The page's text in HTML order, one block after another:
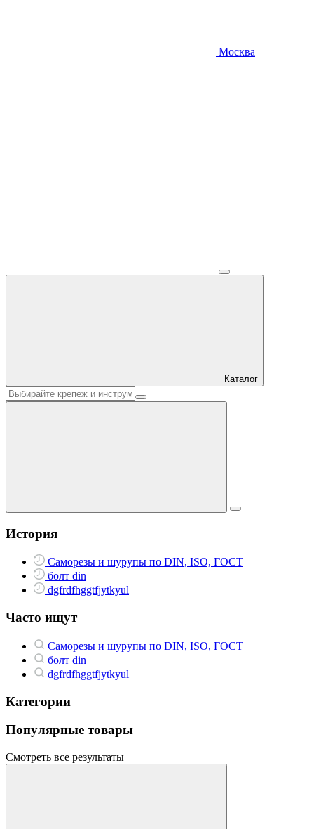
Москва
Каталог
История
Саморезы и шурупы по DIN, ISO, ГОСТ
болт din
dgfrdfhggtfjytkyul
Часто ищут
Саморезы и шурупы по DIN, ISO, ГОСТ
болт din
dgfrdfhggtfjytkyul
Категории
Популярные товары
Смотреть все результаты